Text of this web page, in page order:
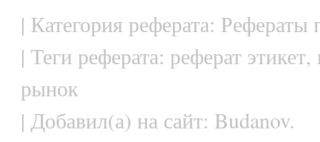
| Категория реферата: Рефераты
| Теги реферата: реферат
рынок
| Добавил(а) на сайт: Budanov.